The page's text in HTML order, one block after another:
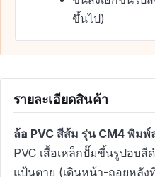
ขึ้นไป)
รายละเอียดสินค้า
ล้อ PVC สีส้ม รุ่น CM4 พิมพ์
PVC เสื้อเหล็กปั๊มขึ้นรูปอบ
แป้นตาย (เดินหน้า-ถอยหลัง